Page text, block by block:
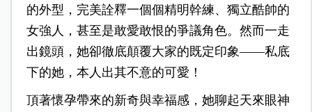
的外型，完美詮釋一個個精明幹練、獨立酷帥的
女強人，甚至是敢愛敢恨的爭議角色。然而一走
出鏡頭，她卻徹底顛覆大家的既定印象——私底
下的她，本人出其不意的可愛！
頂著懷孕帶來的新奇與幸福感，她聊起天來眼神